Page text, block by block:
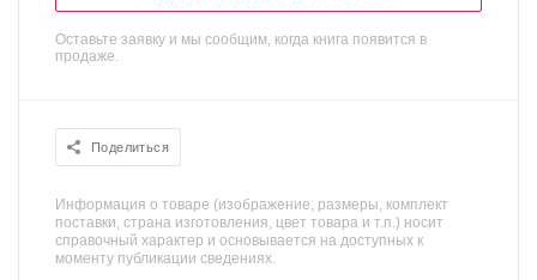
Оставьте заявку и мы сообщим, когда книга появится в
продаже.
Поделиться
Информация о товаре (изображение, размеры, комплект
поставки, страна изготовления, цвет товара и т.п.) носит
справочный характер и основывается на доступных к
моменту публикации сведениях.